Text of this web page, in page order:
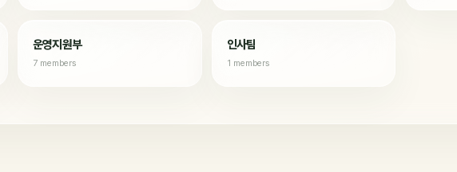
운영지원부
7 members
인사팀
1 members